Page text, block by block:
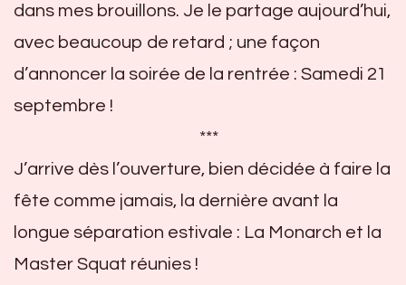
dans mes brouillons. Je le partage aujourd’hui,
avec beaucoup de retard ; une façon
d’annoncer la soirée de la rentrée : Samedi 21
septembre !
***
J’arrive dès l’ouverture, bien décidée à faire la
fête comme jamais, la dernière avant la
longue séparation estivale : La Monarch et la
Master Squat réunies !